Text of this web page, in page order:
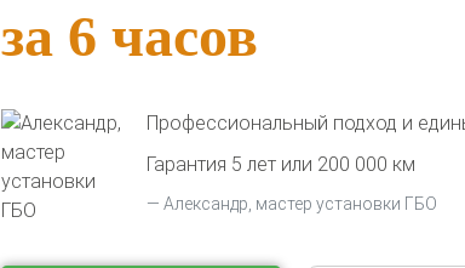
за 6 часов
Профессиональный подход и
Гарантия 5 лет или 200 000 км
Александр, мастер установки ГБО